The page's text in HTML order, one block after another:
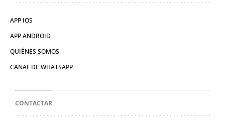
APP IOS
APP ANDROID
QUIÉNES SOMOS
CANAL DE WHATSAPP
CONTACTAR